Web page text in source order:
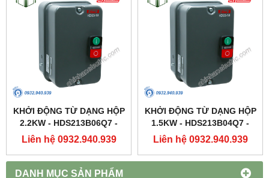
DANH MỤC SẢN PHẨM
KHỞI ĐỘNG TỪ DẠNG HỘP
2.2KW - HDS213B06Q7 -
HIMEL
Liên hệ 0932.940.939
KHỞI ĐỘNG TỪ DẠNG HỘP
1.5KW - HDS213B04Q7 -
HIMEL
Liên hệ 0932.940.939